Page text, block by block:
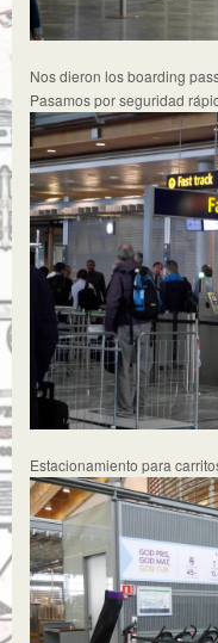
Nos dieron los boarding
Pasamos por seguridad
Estacionamiento para